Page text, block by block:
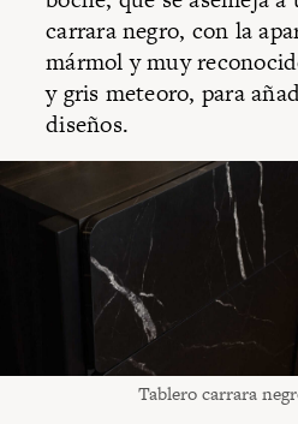
carrara negro, con la
mármol y muy
y gris meteoro, para
diseños.
Tablero carrara